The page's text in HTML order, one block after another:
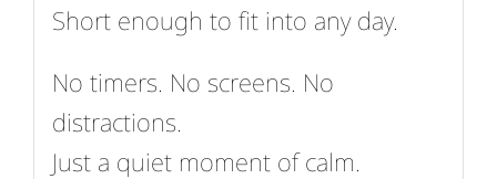
Short enough to fit into any day.
No timers. No screens. No
distractions.
Just a quiet moment of calm.